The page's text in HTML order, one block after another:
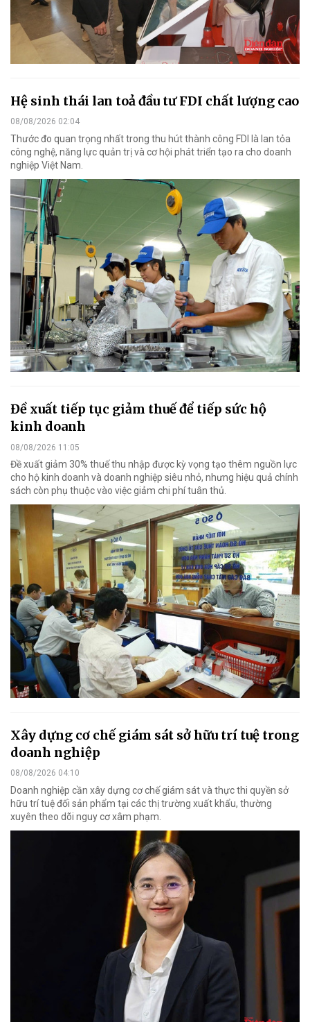
Hệ sinh thái lan toả đầu tư FDI chất lượng cao
08/08/2026 02:04
Thước đo quan trọng nhất trong thu hút thành công FDI là lan tỏa
công nghệ, năng lực quản trị và cơ hội phát triển tạo ra cho doanh
nghiệp Việt Nam.
Đề xuất tiếp tục giảm thuế để tiếp sức hộ
kinh doanh
08/08/2026 11:05
Đề xuất giảm 30% thuế thu nhập được kỳ vọng tạo thêm nguồn lực
cho hộ kinh doanh và doanh nghiệp siêu nhỏ, nhưng hiệu quả chính
sách còn phụ thuộc vào việc giảm chi phí tuân thủ.
Xây dựng cơ chế giám sát sở hữu trí tuệ trong
doanh nghiệp
08/08/2026 04:10
Doanh nghiệp cần xây dựng cơ chế giám sát và thực thi quyền sở
hữu trí tuệ đối sản phẩm tại các thị trường xuất khẩu, thường
xuyên theo dõi nguy cơ xâm phạm.